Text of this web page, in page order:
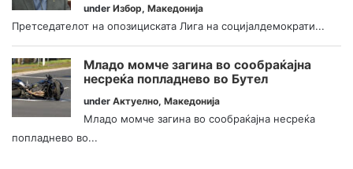
under Избор, Македонија
Претседателот на опозициската Лига на социјалдемократи...
Младо момче загина во сообраќајна
несреќа попладнево во Бутел
under Актуелно, Македонија
Младо момче загина во сообраќајна несреќа
попладнево во...